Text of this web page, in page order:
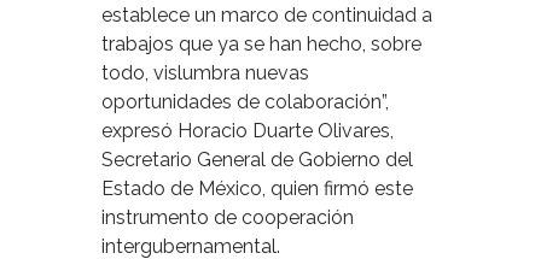
establece un marco de continuidad a
trabajos que ya se han hecho, sobre
todo, vislumbra nuevas
oportunidades de colaboración”,
expresó Horacio Duarte Olivares,
Secretario General de Gobierno del
Estado de México, quien firmó este
instrumento de cooperación
intergubernamental.